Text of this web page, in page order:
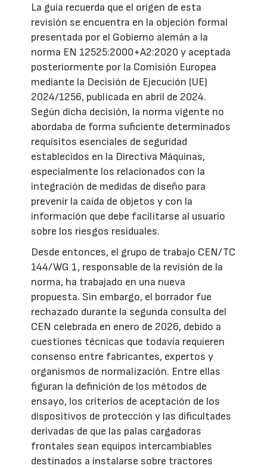
La guía recuerda que el origen de esta
revisión se encuentra en la objeción formal
presentada por el Gobierno alemán a la
norma EN 12525:2000+A2:2020 y aceptada
posteriormente por la Comisión Europea
mediante la Decisión de Ejecución (UE)
2024/1256, publicada en abril de 2024.
Según dicha decisión, la norma vigente no
abordaba de forma suficiente determinados
requisitos esenciales de seguridad
establecidos en la Directiva Máquinas,
especialmente los relacionados con la
integración de medidas de diseño para
prevenir la caída de objetos y con la
información que debe facilitarse al usuario
sobre los riesgos residuales.
Desde entonces, el grupo de trabajo CEN/TC
144/WG 1, responsable de la revisión de la
norma, ha trabajado en una nueva
propuesta. Sin embargo, el borrador fue
rechazado durante la segunda consulta del
CEN celebrada en enero de 2026, debido a
cuestiones técnicas que todavía requieren
consenso entre fabricantes, expertos y
organismos de normalización. Entre ellas
figuran la definición de los métodos de
ensayo, los criterios de aceptación de los
dispositivos de protección y las dificultades
derivadas de que las palas cargadoras
frontales sean equipos intercambiables
destinados a instalarse sobre tractores